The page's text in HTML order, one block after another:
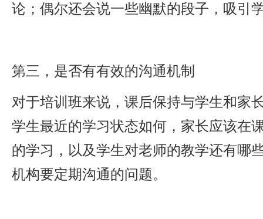
论；偶尔还会说一些幽默的段子，吸引
第三，是否有有效的沟通机制
对于培训班来说，课后保持与学生和家
学生最近的学习状态如何，家长应该在
的学习，以及学生对老师的教学还有哪
机构要定期沟通的问题。